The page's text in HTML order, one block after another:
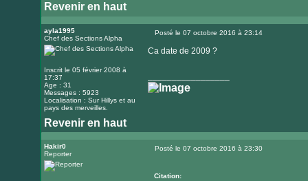
Revenir en haut
le
internet
ayla1995
Chef des Sections Alpha
Inscrit le 05 février 2008 à
17:37
Age : 31
Messages : 5923
Localisation : Sur Hillys et au
pays des merveilles.
Posté le 07 octobre 2016 à 23:14
Ca date de 2009 ?
Revenir en haut
Visiter
le
Hakir0
Reporter
Posté le 07 octobre 2016 à 23:30
Citation: